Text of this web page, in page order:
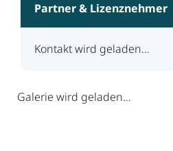
Partner & Lizenznehmer
Kontakt wird geladen…
Galerie wird geladen…